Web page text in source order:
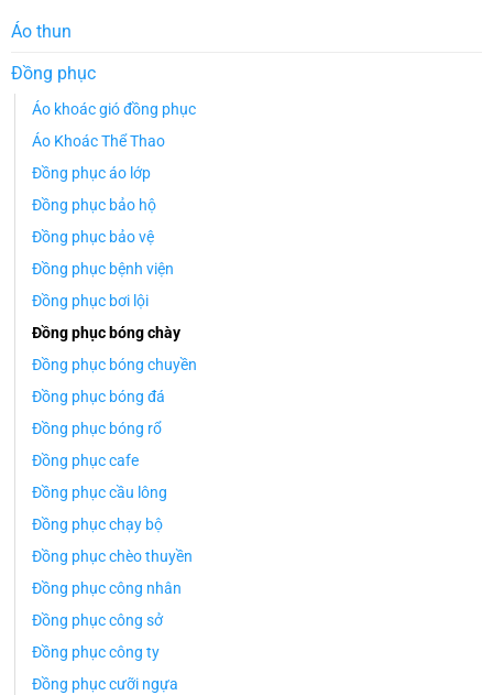
Áo thun
Đồng phục
Áo khoác gió đồng phục
Áo Khoác Thể Thao
Đồng phục áo lớp
Đồng phục bảo hộ
Đồng phục bảo vệ
Đồng phục bệnh viện
Đồng phục bơi lội
Đồng phục bóng chày
Đồng phục bóng chuyền
Đồng phục bóng đá
Đồng phục bóng rổ
Đồng phục cafe
Đồng phục cầu lông
Đồng phục chạy bộ
Đồng phục chèo thuyền
Đồng phục công nhân
Đồng phục công sở
Đồng phục công ty
Đồng phục cưỡi ngựa